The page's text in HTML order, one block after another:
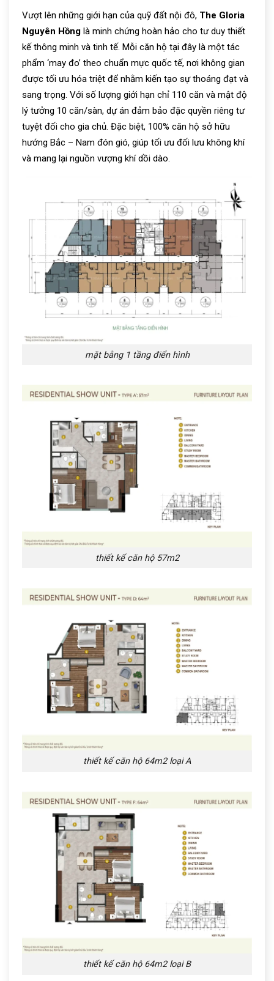
Vượt lên những giới hạn của quỹ đất nội đô, The Gloria
Nguyên Hồng là minh chứng hoàn hảo cho tư duy thiết
kế thông minh và tinh tế. Mỗi căn hộ tại đây là một tác
phẩm ‘may đo’ theo chuẩn mực quốc tế, nơi không gian
được tối ưu hóa triệt để nhằm kiến tạo sự thoáng đạt và
sang trọng. Với số lượng giới hạn chỉ 110 căn và mật độ
lý tưởng 10 căn/sàn, dự án đảm bảo đặc quyền riêng tư
tuyệt đối cho gia chủ. Đặc biệt, 100% căn hộ sở hữu
hướng Bắc – Nam đón gió, giúp tối ưu đối lưu không khí
và mang lại nguồn vượng khí dồi dào.
mặt bằng 1 tầng điển hình
thiết kế căn hộ 57m2
thiết kế căn hộ 64m2 loại A
thiết kế căn hộ 64m2 loại B